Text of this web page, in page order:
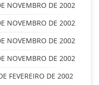
NOVEMBRO DE 2002
NOVEMBRO DE 2002
NOVEMBRO DE 2002
NOVEMBRO DE 2002
FEVEREIRO DE 2002